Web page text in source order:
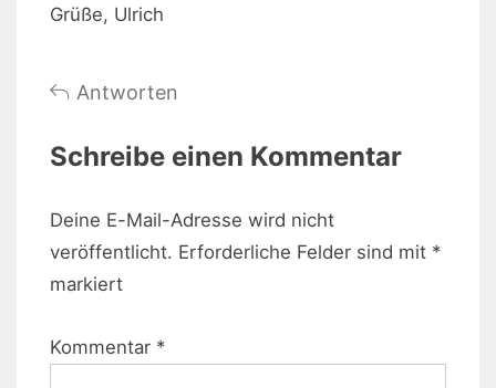
Grüße, Ulrich
Antworten
Schreibe einen Kommentar
Deine E-Mail-Adresse wird nicht
veröffentlicht. Erforderliche Felder sind mit *
markiert
Kommentar *